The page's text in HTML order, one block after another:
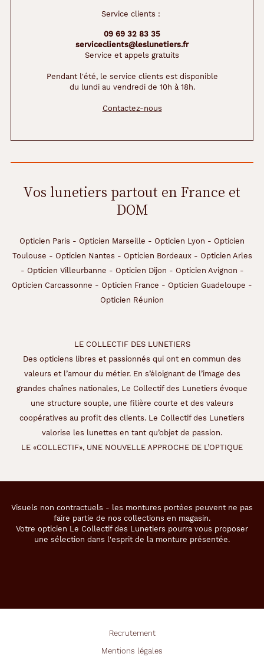
Service clients :
09 69 32 83 35
serviceclients@leslunetiers.fr
Service et appels gratuits
Pendant l'été, le service clients est disponible
du lundi au vendredi de 10h à 18h.
Contactez-nous
Vos lunetiers partout en France et
DOM
Opticien Paris - Opticien Marseille - Opticien Lyon - Opticien
Toulouse - Opticien Nantes - Opticien Bordeaux- Opticien Arles
- Opticien Villeurbanne - Opticien Dijon - Opticien Avignon -
Opticien Carcassonne - Opticien France - Opticien Guadeloupe -
Opticien Réunion
LE COLLECTIF DES LUNETIERS
Des opticiens libres et passionnés qui ont en commun des
valeurs et l’amour du métier. En s’éloignant de l’image des
grandes chaînes nationales, Le Collectif des Lunetiers évoque
une structure souple, une filière courte et des valeurs
coopératives au profit des clients. Le Collectif des Lunetiers
valorise les lunettes en tant qu’objet de passion.
LE «COLLECTIF», UNE NOUVELLE APPROCHE DE L’OPTIQUE
Visuels non contractuels - les montures portées peuvent ne pas
faire partie de nos collections en magasin.
Votre opticien Le Collectif des Lunetiers pourra vous proposer
une sélection dans l'esprit de la monture présentée.
Recrutement
Mentions légales